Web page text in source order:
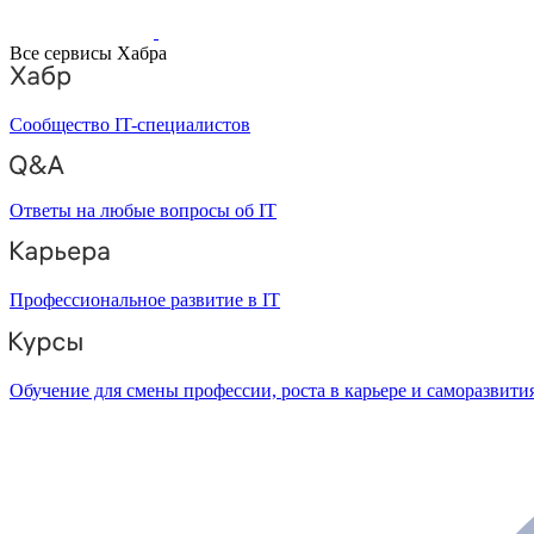
Все сервисы Хабра
Сообщество IT-специалистов
Ответы на любые вопросы об IT
Профессиональное развитие в IT
Обучение для смены профессии, роста в карьере и